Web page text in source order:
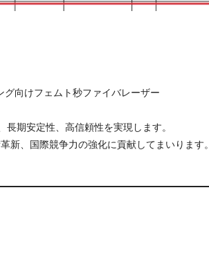
向けフェムト秒ファイバレーザー
期安定性、高信頼性を実現します。
新、国際競争力の強化に貢献してまいります。